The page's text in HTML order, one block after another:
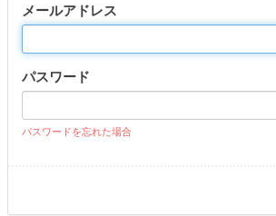
メールアドレス
パスワード
パスワードを忘れた場合